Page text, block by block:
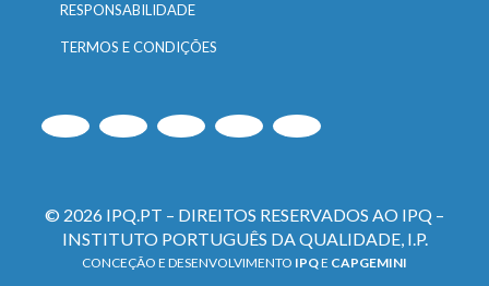
RESPONSABILIDADE
TERMOS E CONDIÇÕES
© 2026 IPQ.PT – DIREITOS RESERVADOS AO IPQ –
INSTITUTO PORTUGUÊS DA QUALIDADE, I.P.
CONCEÇÃO E DESENVOLVIMENTO IPQE CAPGEMINI